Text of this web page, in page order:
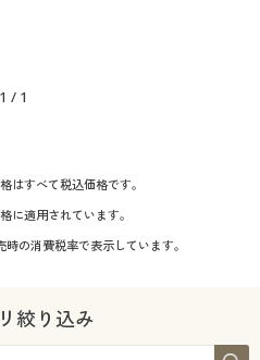
閉じる
1 / 1
はすべて税込価格です。
に適用されています。
の消費税率で表示しています。
絞り込み